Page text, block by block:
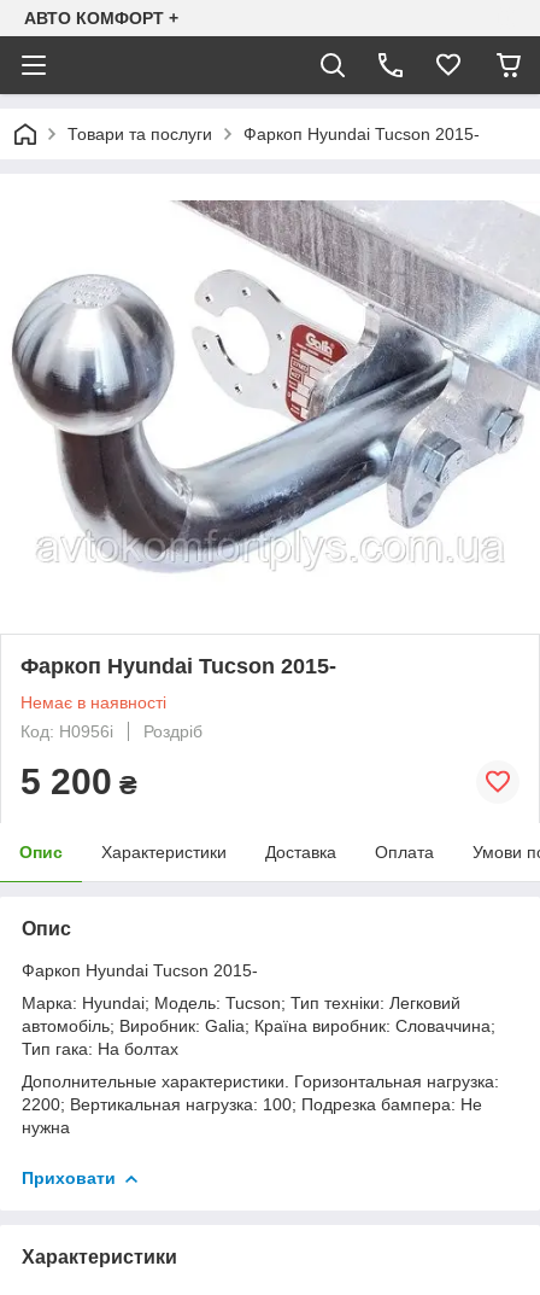
АВТО КОМФОРТ +
Товари та послуги Фаркоп Hyundai Tucson 2015-
Фаркоп Hyundai Tucson 2015-
Немає в наявності
Код: H0956i
Роздріб
5 200 ₴
Опис Характеристики Доставка Оплата Умови
Опис
Фаркоп Hyundai Tucson 2015-
Марка: Hyundai; Модель: Tucson; Тип техніки: Легковий
автомобіль; Виробник: Galia; Країна виробник: Словаччина;
Тип гака: На болтах
Дополнительные характеристики. Горизонтальная нагрузка:
2200; Вертикальная нагрузка: 100; Подрезка бампера: Не
нужна
Приховати
Характеристики